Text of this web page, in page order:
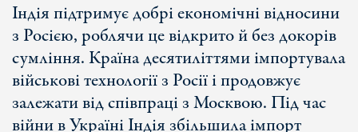
Індія підтримує добрі економічні відносини
з Росією, роблячи це відкрито й без докорів
сумління. Країна десятиліттями імпортувала
військові технології з Росії і продовжує
залежати від співпраці з Москвою. Під час
війни в Україні Індія збільшила імпорт